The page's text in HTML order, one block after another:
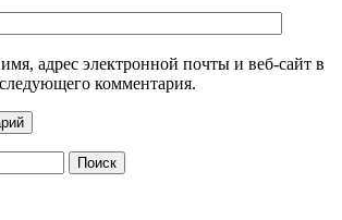
адрес электронной почты и веб-сайт в
комментария.